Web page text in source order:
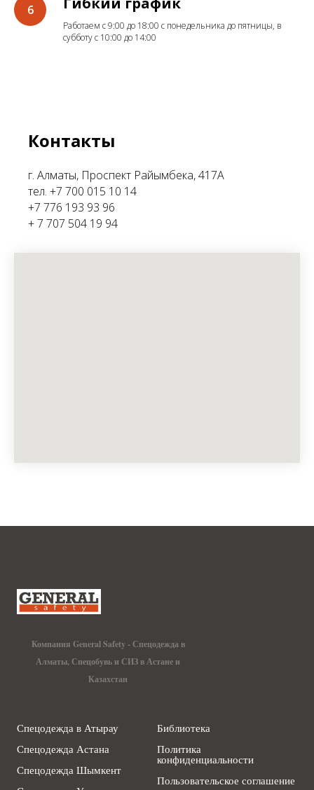
Работаем с 9:00 до 18:00 с понедельника до пятницы, в
субботу с 10:00 до 14:00
Контакты
г. Алматы, Проспект Райымбека, 417А
тел. +7 700 015 10 14
+7 776 193 93 96
+ 7 707 504 19 94
Компания General Safety - Спецодежда в
Алматы, Спецобувь и СИЗ в Астане и
Казахстан
Спецодежда в Атырау
Спецодежда Астана
Спецодежда Шымкент
Библиотека
Политика
конфиденциальности
Пользовательское соглашение